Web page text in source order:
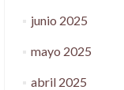
junio 2025
mayo 2025
abril 2025